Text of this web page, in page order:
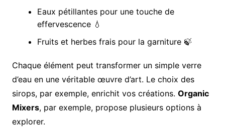
Eaux pétillantes pour une touche de
effervescence 💧
Fruits et herbes frais pour la garniture 🍃
Chaque élément peut transformer un simple verre
d’eau en une véritable œuvre d’art. Le choix des
sirops, par exemple, enrichit vos créations. Organic
Mixers, par exemple, propose plusieurs options à
explorer.